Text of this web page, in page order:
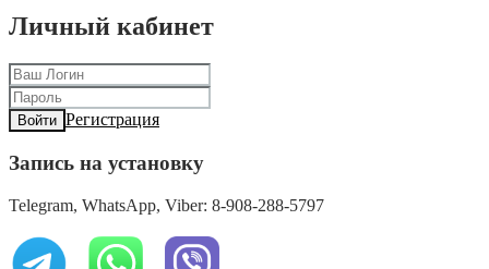
Личный кабинет
Войти Регистрация
Запись на установку
Telegram, WhatsApp, Viber: 8-908-288-5797